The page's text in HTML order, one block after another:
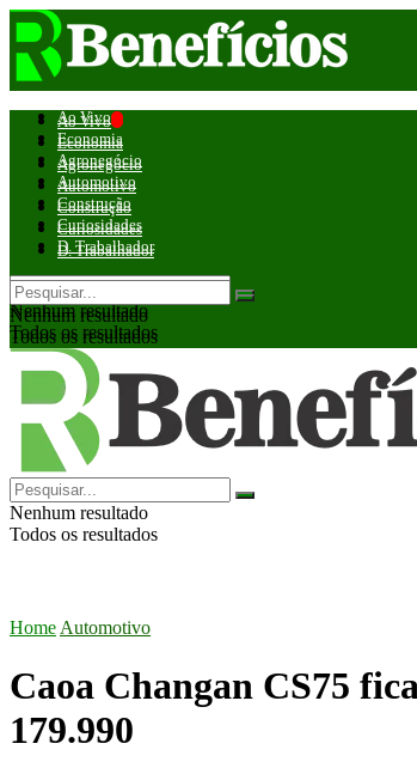
Ao Vivo
Economia
Agronegócio
Automotivo
Construção
Curiosidades
D. Trabalhador
Nenhum resultado
Todos os resultados
Ao Vivo
Economia
Agronegócio
Automotivo
Construção
Curiosidades
D. Trabalhador
Nenhum resultado
Todos os resultados
Nenhum resultado
Todos os resultados
Home Automotivo
Caoa Changan CS75
179.990